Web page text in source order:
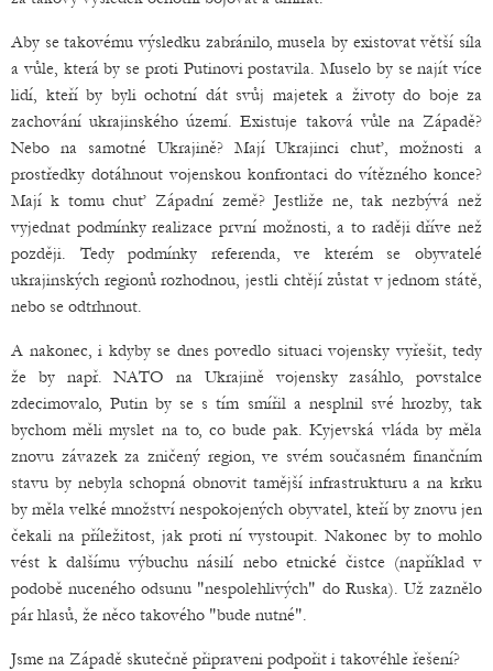
Aby se takovému výsledku zabránilo, musela by existovat větší síla
a vůle, která by se proti Putinovi postavila. Muselo by se najít více
lidí, kteří by byli ochotní dát svůj majetek a životy do boje za
zachování ukrajinského území. Existuje taková vůle na Západě?
Nebo na samotné Ukrajině? Mají Ukrajinci chuť, možnosti a
prostředky dotáhnout vojenskou konfrontaci do vítězného konce?
Mají k tomu chuť Západní země? Jestliže ne, tak nezbývá než
vyjednat podmínky realizace první možnosti, a to raději dříve než
později. Tedy podmínky referenda, ve kterém se obyvatelé
ukrajinských regionů rozhodnou, jestli chtějí zůstat v jednom státě,
nebo se odtrhnout.
A nakonec, i kdyby se dnes povedlo situaci vojensky vyřešit, tedy
že by např. NATO na Ukrajině vojensky zasáhlo, povstalce
zdecimovalo, Putin by se s tím smířil a nesplnil své hrozby, tak
bychom měli myslet na to, co bude pak. Kyjevská vláda by měla
znovu závazek za zničený region, ve svém současném finančním
stavu by nebyla schopná obnovit tamější infrastrukturu a na krku
by měla velké množství nespokojených obyvatel, kteří by znovu jen
čekali na příležitost, jak proti ní vystoupit. Nakonec by to mohlo
vést k dalšímu výbuchu násilí nebo etnické čistce (například v
podobě nuceného odsunu "nespolehlivých" do Ruska). Už zaznělo
pár hlasů, že něco takového "bude nutné".
Jsme na Západě skutečně připraveni podpořit i takovéhle řešení?